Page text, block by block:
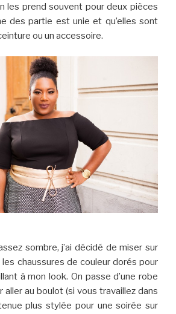
les prend souvent pour deux pièces
des partie est unie et qu’elles sont
ou un accessoire.
sombre, j’ai décidé de miser sur
chaussures de couleur dorés pour
à mon look. On passe d’une robe
aller au boulot (si vous travaillez dans
plus stylée pour une soirée sur